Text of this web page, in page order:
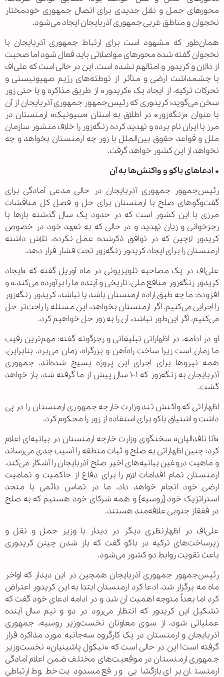
محورهای حمل و نقل جدیدی برای اتصال جمهوری خودمختار
نخجوان و مناطق غربی جمهوری آذربایجان ایجاد می‌شود.
همان‌طور که مشهود است برای ارتباط جمهوری آذربایجان با
نخجوان گفته شده محورهای مواصلاتی باید فعال شود اما صحبت
از دالان و کریدور و امثالهم نشده است. این در حالی است که علی‌اف
با چشمداشت ارضی و متأثر از توطئه‌های رژیم صهیونیستی و
تحرکات ترکیه، از ایجاد یک «کریدور» از طریق مذاکره و یا حتی زور
سخن می‌گوید؛ کریدوری که رئیس‌جمهور جمهوری آذربایجان از آن
با عنوان «زنگه‌زور» در اطلاق به استان «سیونیک» ارمنستان در
مرز با ایران نام برده و تهدید کرده زنگه‌زور را خلاف منشور سازمان
ملل و قواعد حقوق بین‌الملل با زور چه ارمنستان بخواهد و چه
نخواهد از این کشور خواهد گرفت.
* ادعاهای باکو و واکنش‌ها به آن
رئیس‌جمهور جمهوری آذربایجان در حالی مدعی آمادگی برای
گفت‌وگوهای صلح با ارمنستان برای حل و فصل کل مناقشات
مرزی با این کشور است که در حدود یک سال گذشته بارها با
رجزخوانی و زبان تهدید و در حالی که به تعهد خود در خصوص
کریدور لاچین که در توافق ذکرشده عمل نکرده، تلاش داشته
ارمنستان را برای ایجاد کریدور زنگه‌زور تحت فشار قرار دهد.
علی‌اف در یک مصاحبه تلویزیونی در ماه آوریل گفته که «ایجاد
کریدور زنگه‌زور منافع ملی، تاریخی و آینده ما را برآورده می‌کند.» و
افزوده: ما چه طبق اراده ارمنستان باشد یا نباشد، کریدور زنگه‌زور
را اجرایی می‌کنیم. اگر ارمنستان بخواهد، این مسئله را راحت‌تر حل
می‌کنیم، اگر این‌طور نباشد، آن را به زور حل خواهیم کرد.
او در ادامه، در اظهاراتی تبلیغاتی و رجزگونه گفته: مهم‌ترین رقیب
ما زمان است زیرا ساخت راه‌آهن و بزرگراه، زمان می‌برد. بنابراین،
همه نیروها برای اجرای این پروژه بسیج شده‌اند. جمهوری
آذربایجان به زنگه‌زور که ۱۰۱ سال پیش از ما گرفته شد، باز خواهد
گشت.
اظهاراتی که واکنش تند وزارت خارجه جمهوری ارمنستان را در پی
داشت و اشتیاق باکو برای استفاده از زور را محکوم کرد.
«آنا ناقدالیان» سخنگوی وزارت خارجه ارمنستان در بیانیه‌ای اعلام
کرد: چنین اظهاراتی به صلح و ثبات منطقه را آسیب جدی می‌رساند
و ماهیت دروغین بیانیه‌های اخیر صلح آذربایجان را آشکار می‌کند.
ارمنستان تمام اقدامات لازم را برای دفاع از حاکمیت و تمامیت
ارضی خود انجام خواهد داد. ما در تماس دائمی با متحد
استراتژیک خود [روسیه] و همه شرکای خود هستیم که به صلح
در قفقاز جنوبی علاقه‌مند هستند.
علی‌اف در اظهارنظری دیگر در دیدار با وزیر حمل و نقل و
زیرساخت‌های ترکیه در باکو گفت که باز شدن چینن کریدوری
باعث تقویت روابط دو کشور می‌شود.
رئیس‌جمهور جمهوری آذربایجان همچین در این دیدار که اواخر
ماه مه برگزار شد، ادعا کرد ارمنستان ابتدا به این کریدور اعتراض
کرد اما بعداً متوجه اهمیت آن شد و در ادامه ادعای خود گفت که
تشکیل این کریدور که انتظار می‌رود در دو و نیم سال آینده
عملیاتی شود، از سوی معاونان نخست‌وزیر روسیه، جمهوری
آذربایجان و ارمنستان در یک کارگروه سه‌جانبه مورد مذاکره قرار
گرفته است! این در حالی است که «نیکول پاشینیان» نخست‌وزیر
جمهوری ارمنستان در موقعیت‌های مختلف ضمن اعلام آمادگی
ارمنستان برای بازگشایی و رفع مسدودیت خطوط ارتباطی